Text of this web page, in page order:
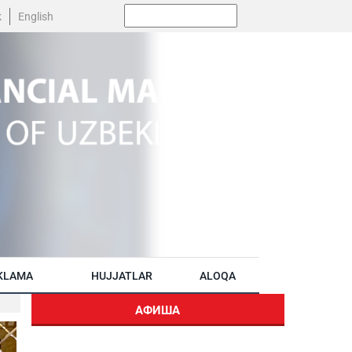
English
HUJJATLAR ALOQA
АФИША